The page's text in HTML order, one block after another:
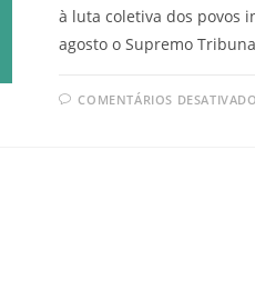
à luta coletiva dos povos
agosto o Supremo
COMENTÁRIOS